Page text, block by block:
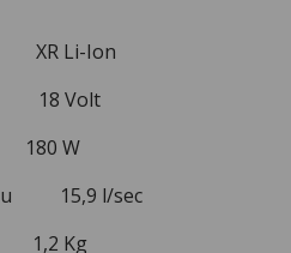
Li-Ion
Volt
W
15,9 l/sec
Kg